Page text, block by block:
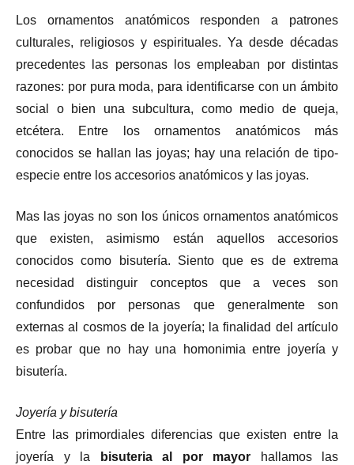
Los ornamentos anatómicos responden a patrones
culturales, religiosos y espirituales. Ya desde décadas
precedentes las personas los empleaban por distintas
razones: por pura moda, para identificarse con un ámbito
social o bien una subcultura, como medio de queja,
etcétera. Entre los ornamentos anatómicos más
conocidos se hallan las joyas; hay una relación de tipo-
especie entre los accesorios anatómicos y las joyas.
Mas las joyas no son los únicos ornamentos anatómicos
que existen, asimismo están aquellos accesorios
conocidos como bisutería. Siento que es de extrema
necesidad distinguir conceptos que a veces son
confundidos por personas que generalmente son
externas al cosmos de la joyería; la finalidad del artículo
es probar que no hay una homonimia entre joyería y
bisutería.
Joyería y bisutería
Entre las primordiales diferencias que existen entre la
joyería y la
bisuteria al por mayor hallamos las